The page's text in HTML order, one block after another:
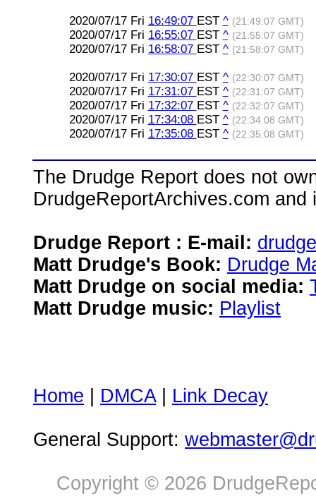
2020/07/17 Fri 16:49:07 EST ^ (21:49:07 GMT)
2020/07/17 Fri 16:55:07 EST ^ (21:55:07 GMT)
2020/07/17 Fri 16:58:07 EST ^ (21:58:07 GMT)
2020/07/17 Fri 17:30:07 EST ^ (22:30:07 GMT)
2020/07/17 Fri 17:31:07 EST ^ (22:31:07 GMT)
2020/07/17 Fri 17:32:07 EST ^ (22:32:07 GMT)
2020/07/17 Fri 17:34:08 EST ^ (22:34:08 GMT)
2020/07/17 Fri 17:35:08 EST ^ (22:35:08 GMT)
The Drudge Report does not
DrudgeReportArchives.com
Drudge Report : E-mail:
Matt Drudge's Book: Drudge
Matt Drudge on social media:
Matt Drudge music: Playlist
Home DMCA| Link Decay
General Support:
Copyright © 2026